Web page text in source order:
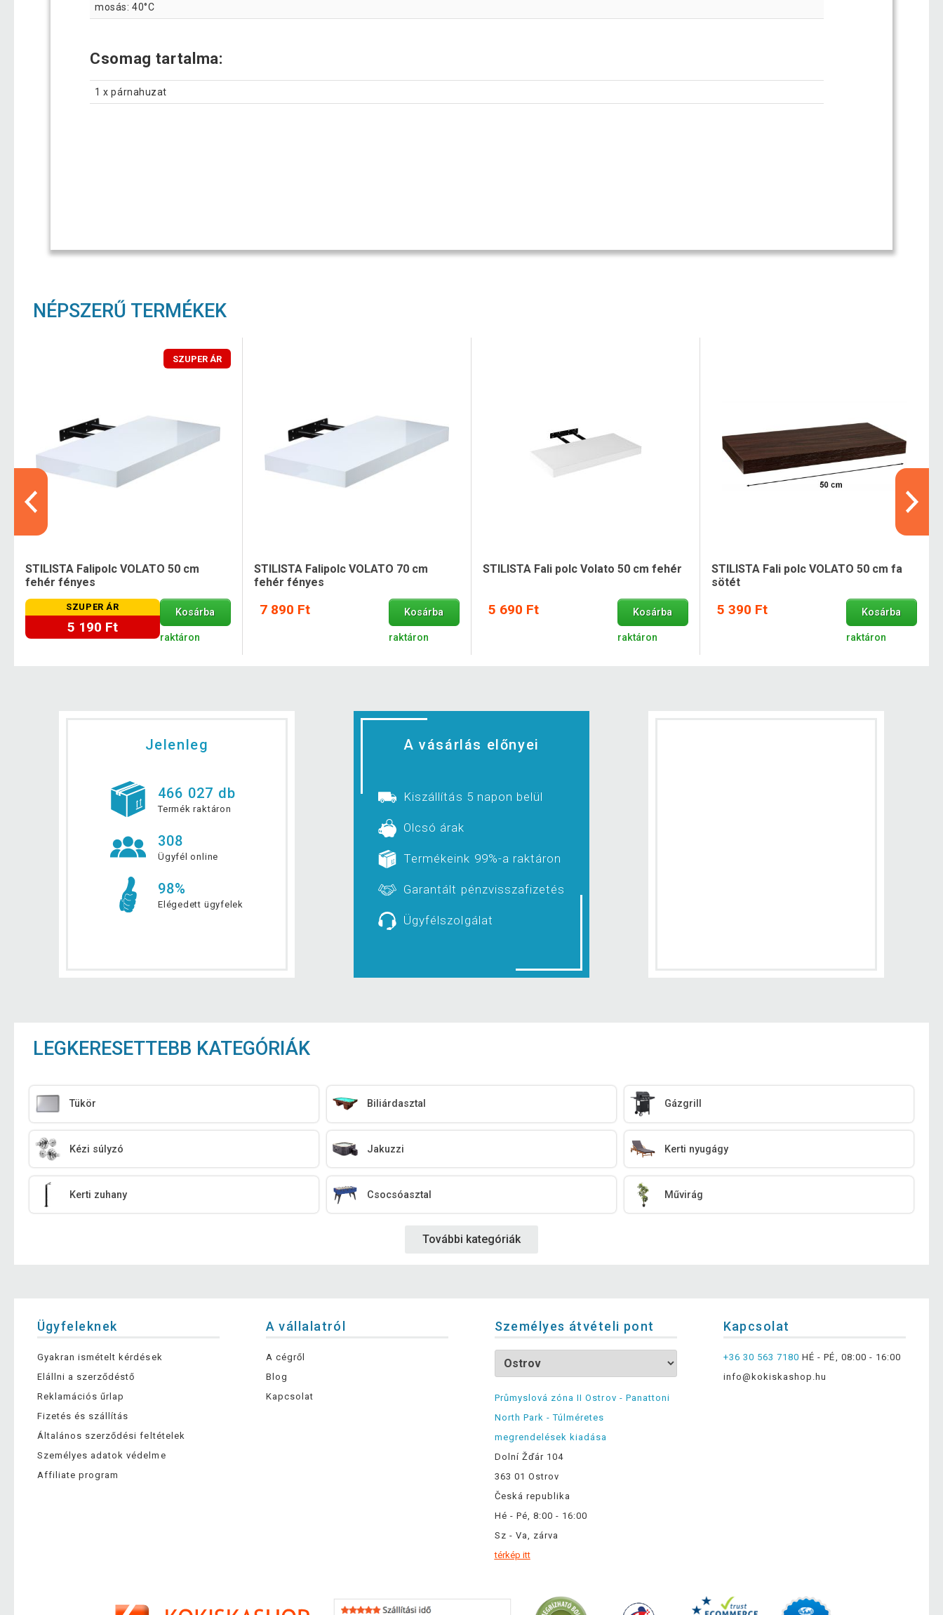
mosás: 40°C
Csomag tartalma:
1 x párnahuzat
NÉPSZERŰ TERMÉKEK
SZUPER ÁR
STILISTA Falipolc VOLATO 50 cm
fehér fényes
SZUPER ÁR
5 190 Ft
Kosárba
raktáron
STILISTA Falipolc VOLATO 70 cm
fehér fényes
7 890 Ft Kosárba
raktáron
STILISTA Fali polc Volato 50 cm fehér
5 690 Ft Kosárba
raktáron
STILISTA Fali polc VOLATO 50 cm fa
sötét
5 390 Ft Kosárba
raktáron
Jelenleg
466 027 db
Termék raktáron
308
Ügyfél online
98%
Elégedett ügyfelek
A vásárlás előnyei
Kiszállítás 5 napon belül
Olcsó árak
Termékeink 99%-a raktáron
Garantált pénzvisszafizetés
Ügyfélszolgálat
LEGKERESETTEBB KATEGÓRIÁK
Tükör Biliárdasztal Gázgrill
Kézi súlyzó Jakuzzi Kerti nyugágy
Kerti zuhany Csocsóasztal Művirág
További kategóriák
Ügyfeleknek
Gyakran ismételt kérdések
Elállni a szerződéstő
Reklamációs űrlap
Fizetés és szállítás
Általános szerződési feltételek
Személyes adatok védelme
Affiliate program
A vállalatról
A cégről
Blog
Kapcsolat
Személyes átvételi pont
Průmyslová zóna II Ostrov - Panattoni
North Park - Túlméretes
megrendelések kiadása
Dolní Žďár 104
363 01 Ostrov
Česká republika
Hé - Pé, 8:00 - 16:00
Sz - Va, zárva
térkép itt
Kapcsolat
+36 30 563 7180 HÉ - PÉ, 08:00 - 16:00
info@kokiskashop.hu